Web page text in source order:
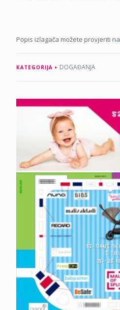
Popis izlagača možete provjeriti na
KATEGORIJA DOGAĐANJA